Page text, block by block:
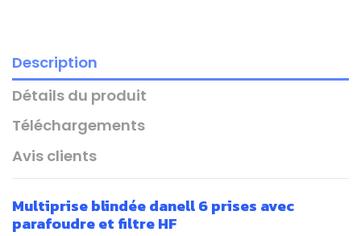
Description
Détails du produit
Téléchargements
Avis clients
Multiprise blindée danell 6 prises avec
parafoudre et filtre HF